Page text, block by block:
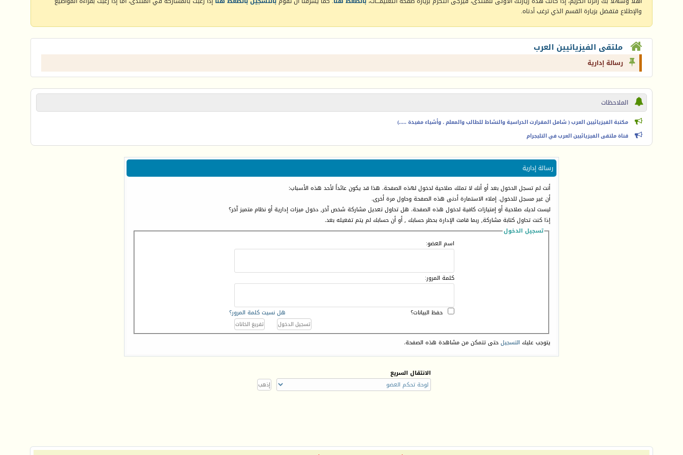
والإطلاع فتفضل بزيارة القسم الذي ترغب أدناه.
ملتقى الفيزيائيين العرب
رسالة إدارية
الملاحظات
مكتبة الفيزيائيين العرب ( شامل المقرارت الدراسية والنشاط للطالب والمعلم ، وأشياء مفيدة .....)
قناة ملتقى الفيزيائيين العرب في التليجرام
رسالة إدارية
أنت لم تسجل الدخول بعد أو أنك لا تملك صلاحية لدخول لهذه الصفحة. هذا قد يكون عائداً لأحد هذه الأسباب:
أن غير مسجل للدخول. إملاء الاستمارة أدنى هذه الصفحة وحاول مرة أخرى.
ليست لديك صلاحية أو إمتيازات كافية لدخول هذه الصفحة. هل تحاول تعديل مشاركة شخص آخر, دخول ميزات إدارية أو نظام متميز آخر؟
إذا كنت تحاول كتابة مشاركة, ربما قامت الإدارة بحظر حسابك , أو أن حسابك لم يتم تفعيله بعد.
تسجيل الدخول
اسم العضو:
كلمة المرور:
هل نسيت كلمة المرور؟ حفظ البيانات؟
يتوجب عليك التسجيلحتى تتمكن من مشاهدة هذه الصفحة.
الانتقال السريع